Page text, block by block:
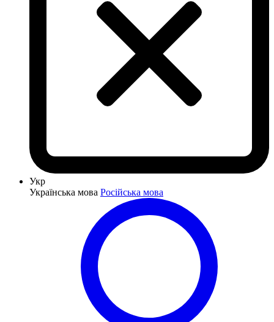
Укр
Українська мова Російська мова